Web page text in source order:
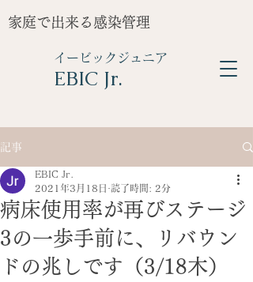
家庭で出来る感染管理
イービックジュニア
​EBIC Jr.
記事
病床使用率が再びステージ
3の一歩手前に、リバウン
ドの兆しです（3/18木）
EBIC Jr.
2021年3月18日
読了時間: 2分